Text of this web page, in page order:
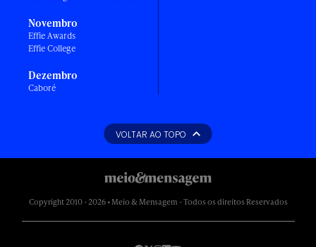
Novembro
Effie Awards
Effie College
Dezembro
Caboré
VOLTAR AO TOPO
Copyright 2010 - 2026 • Meio & Mensagem - Todos os direitos Reservados